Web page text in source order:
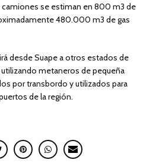
se estiman en 800 m3 de
480.000 m3 de gas
desde Suape a otros estados de
metaneros de pequeña
por transbordo y utilizados para
de la región.